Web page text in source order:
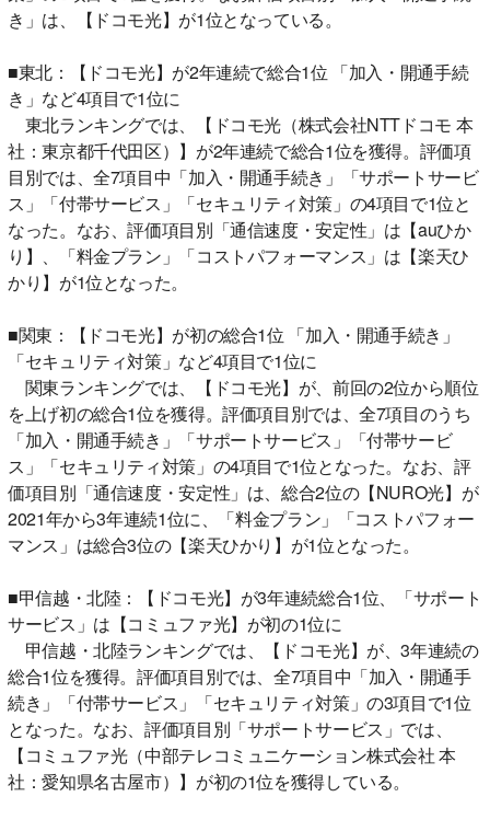
き」は、【ドコモ光】が1位となっている。
■東北：【ドコモ光】が2年連続で総合1位 「加入・開通手続
き」など4項目で1位に
東北ランキングでは、【ドコモ光（株式会社NTTドコモ 本
社：東京都千代田区）】が2年連続で総合1位を獲得。評価項
目別では、全7項目中「加入・開通手続き」「サポートサービ
ス」「付帯サービス」「セキュリティ対策」の4項目で1位と
なった。なお、評価項目別「通信速度・安定性」は【auひか
り】、「料金プラン」「コストパフォーマンス」は【楽天ひ
かり】が1位となった。
■関東：【ドコモ光】が初の総合1位 「加入・開通手続き」
「セキュリティ対策」など4項目で1位に
関東ランキングでは、【ドコモ光】が、前回の2位から順位
を上げ初の総合1位を獲得。評価項目別では、全7項目のうち
「加入・開通手続き」「サポートサービス」「付帯サービ
ス」「セキュリティ対策」の4項目で1位となった。なお、評
価項目別「通信速度・安定性」は、総合2位の【NURO光】が
2021年から3年連続1位に、「料金プラン」「コストパフォー
マンス」は総合3位の【楽天ひかり】が1位となった。
■甲信越・北陸：【ドコモ光】が3年連続総合1位、「サポート
サービス」は【コミュファ光】が初の1位に
甲信越・北陸ランキングでは、【ドコモ光】が、3年連続の
総合1位を獲得。評価項目別では、全7項目中「加入・開通手
続き」「付帯サービス」「セキュリティ対策」の3項目で1位
となった。なお、評価項目別「サポートサービス」では、
【コミュファ光（中部テレコミュニケーション株式会社 本
社：愛知県名古屋市）】が初の1位を獲得している。